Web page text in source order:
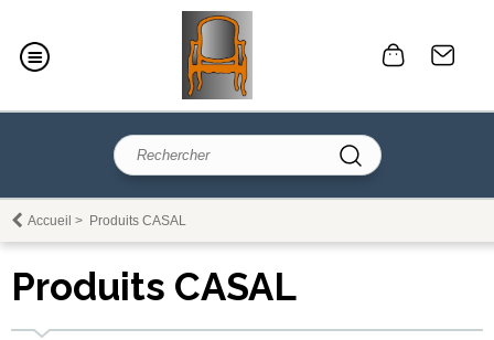
Accueil > Produits CASAL
Produits CASAL